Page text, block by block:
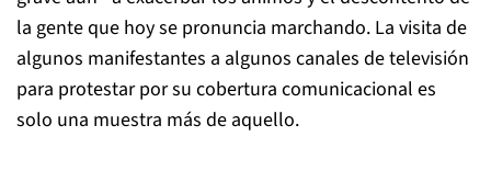
la gente que hoy se pronuncia marchando. La visita de
algunos manifestantes a algunos canales de televisión
para protestar por su cobertura comunicacional es
solo una muestra más de aquello.